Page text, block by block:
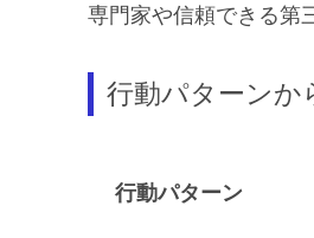
専門家や信頼できる第
行動パターンか
行動パターン